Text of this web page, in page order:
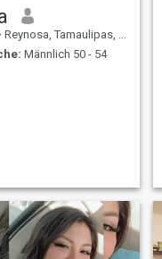
Reynosa, Tamaulipas, Mexiko
Männlich 50 - 54